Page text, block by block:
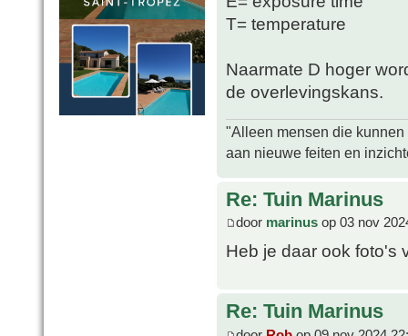
T= temperature
Naarmate D hoger
de overlevingskans.
"Alleen mensen die
aan nieuwe feiten en
Re: Tuin Marinus
door marinus op 03 nov
Heb je daar ook foto's
Re: Tuin Marinus